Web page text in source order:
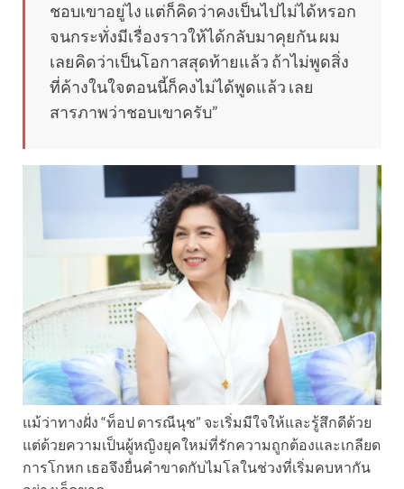
ชอบเขาอยู่ไง แต่ก็คิดว่าคงเป็นไปไม่ได้หรอก
จนกระทั่งมีเรื่องราวให้ได้กลับมาคุยกัน ผม
เลยคิดว่าเป็นโอกาสสุดท้ายแล้ว ถ้าไม่พูดสิ่ง
ที่ค้างในใจตอนนี้ก็คงไม่ได้พูดแล้ว เลย
สารภาพว่าชอบเขาครับ”
แม้ว่าทางฝั่ง “ท็อป ดารณีนุช” จะเริ่มมีใจให้และรู้สึกดีด้วย
แต่ด้วยความเป็นผู้หญิงยุคใหม่ที่รักความถูกต้องและเกลียด
การโกหก เธอจึงยื่นคำขาดกับไมโลในช่วงที่เริ่มคบหากัน